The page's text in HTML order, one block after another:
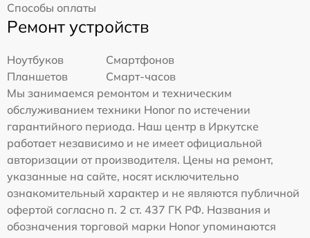
Способы оплаты
Ремонт устройств
Ноутбуков
Смартфонов
Планшетов
Смарт-часов
Мы занимаемся ремонтом и техническим
обслуживанием техники Honor по истечении
гарантийного периода. Наш центр в Иркутске
работает независимо и не имеет официальной
авторизации от производителя. Цены на ремонт,
указанные на сайте, носят исключительно
ознакомительный характер и не являются публичной
офертой согласно п. 2 ст. 437 ГК РФ. Названия и
обозначения торговой марки Honor упоминаются